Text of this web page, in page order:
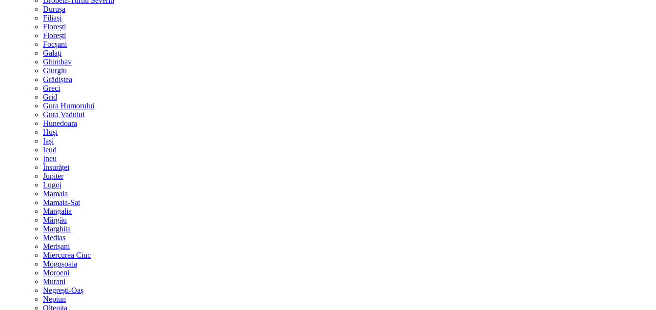
Durușa
Filiași
Florești
Florești
Focșani
Galați
Ghimbav
Giurgiu
Grădiștea
Greci
Grid
Gura Humorului
Gura Vadului
Hunedoara
Huși
Iași
Ieud
Ineu
Însurăței
Jupiter
Lugoj
Mamaia
Mamaia-Sat
Mangalia
Mărgău
Marghita
Mediaș
Merișani
Miercurea Ciuc
Mogoșoaia
Moroeni
Murani
Negrești-Oaș
Neptun
Oltenița